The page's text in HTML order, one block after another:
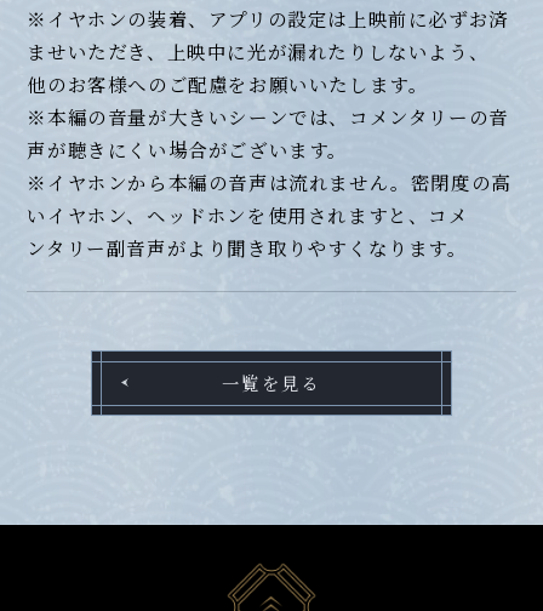
※イヤホンの装着、アプリの設定は上映前に必ずお済
ませいただき、上映中に光が漏れたりしないよう、
他のお客様へのご配慮をお願いいたします。
※本編の音量が大きいシーンでは、コメンタリーの音
声が聴きにくい場合がございます。
※イヤホンから本編の音声は流れません。密閉度の高
いイヤホン、ヘッドホンを使用されますと、コメ
ンタリー副音声がより聞き取りやすくなります。
一覧を見る